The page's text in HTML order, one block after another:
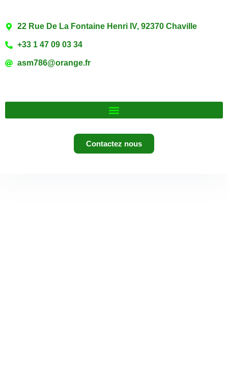
22 Rue De La Fontaine Henri IV, 92370 Chaville
+33 1 47 09 03 34
asm786@orange.fr
Contactez nous